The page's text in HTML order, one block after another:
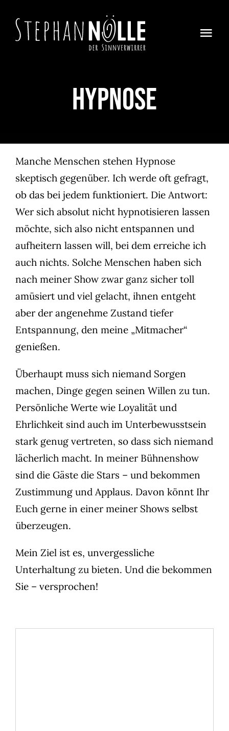
Inhalt
springen
Kontakt
Hypnose
Manche Menschen stehen Hypnose
skeptisch gegenüber. Ich werde oft gefragt,
ob das bei jedem funktioniert. Die Antwort:
Wer sich absolut nicht hypnotisieren lassen
möchte, sich also nicht entspannen und
aufheitern lassen will, bei dem erreiche ich
auch nichts. Solche Menschen haben sich
nach meiner Show zwar ganz sicher toll
amüsiert und viel gelacht, ihnen entgeht
aber der angenehme Zustand tiefer
Entspannung, den meine „Mitmacher“
genießen.
Überhaupt muss sich niemand Sorgen
machen, Dinge gegen seinen Willen zu tun.
Persönliche Werte wie Loyalität und
Ehrlichkeit sind auch im Unterbewusstsein
stark genug vertreten, so dass sich niemand
lächerlich macht. In meiner Bühnenshow
sind die Gäste die Stars – und bekommen
Zustimmung und Applaus. Davon könnt Ihr
Euch gerne in einer meiner Shows selbst
überzeugen.
Mein Ziel ist es, unvergessliche
Unterhaltung zu bieten. Und die bekommen
Sie – versprochen!